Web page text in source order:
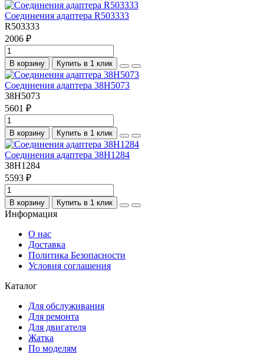
Соединения адаптера R503333
R503333
2006 ₽
В корзину Купить в 1 клик
Соединения адаптера 38H5073
38H5073
5601 ₽
В корзину Купить в 1 клик
Соединения адаптера 38H1284
38H1284
5593 ₽
В корзину Купить в 1 клик
Информация
О нас
Доставка
Политика Безопасности
Условия соглашения
Каталог
Для обслуживания
Для ремонта
Для двигателя
Жатка
По моделям